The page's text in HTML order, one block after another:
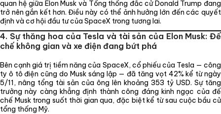
quan hệ giữa Elon Musk và Tổng thống đắc cử Donald Trump đang
trở nên gắn kết hơn. Điều này có thể ảnh hưởng lớn đến các quyết
định và cơ hội đầu tư của SpaceX trong tương lai.
4. Sự thăng hoa của Tesla và tài sản của Elon Musk: Đế
chế không gian và xe điện đang bứt phá
Bên cạnh giá trị tiềm năng của SpaceX, cổ phiếu của Tesla — công
ty ô tô điện cũng do Musk sáng lập — đã tăng vọt 42% kể từ ngày
5/11, nâng tổng tài sản của ông lên khoảng 353 tỷ USD. Sự tăng
trưởng này càng khẳng định thành công đáng kinh ngạc của đế
chế Musk trong suốt thời gian qua, đặc biệt kể từ sau cuộc bầu cử
tổng thống Mỹ.